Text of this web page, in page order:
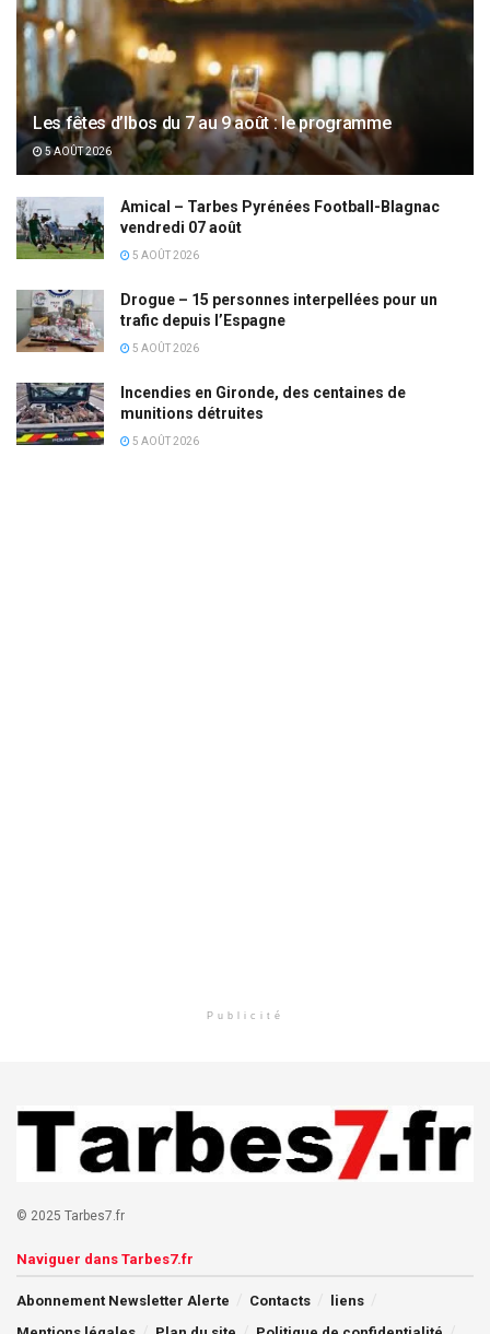
Les fêtes d’Ibos du 7 au 9 août : le programme
5 AOÛT 2026
Amical – Tarbes Pyrénées Football-Blagnac
vendredi 07 août
5 AOÛT 2026
Drogue – 15 personnes interpellées pour un
trafic depuis l’Espagne
5 AOÛT 2026
Incendies en Gironde, des centaines de
munitions détruites
5 AOÛT 2026
Publicité
© 2025 Tarbes7.fr
Naviguer dans Tarbes7.fr
Abonnement Newsletter Alerte Contacts
liens